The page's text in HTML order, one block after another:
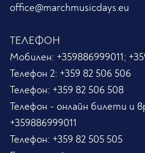
office@marchmusicdays.eu
ТЕЛЕФОН
Мобилен: +359886999011;
Телефон 2: +359 82 506 506
Телефон: +359 82 506 508
Телефон - онлайн билети и
+359886999011
Телефон: +359 82 505 505